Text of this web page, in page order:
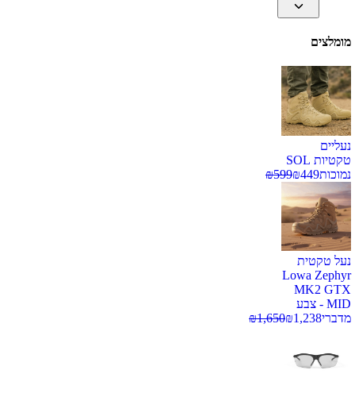
מומלצים
נעליים
טקטיות SOL
נמוכות
₪449
₪599
נעל טקטית
Lowa Zephyr
MK2 GTX
MID - צבע
מדברי
₪1,238
₪1,650